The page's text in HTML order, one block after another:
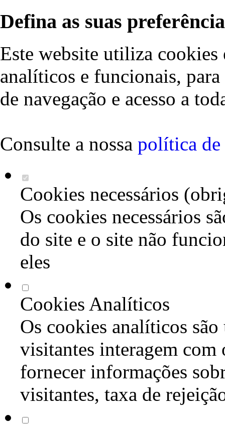
Defina as suas
Este website utiliza cookies
analíticos e funcionais,
de navegação e acesso a
Consulte a nossa política de
Cookies necessários
Os cookies necessários
do site e o site não
eles
Cookies Analíticos
Os cookies analíticos são
visitantes interagem com
fornecer informações
visitantes, taxa de